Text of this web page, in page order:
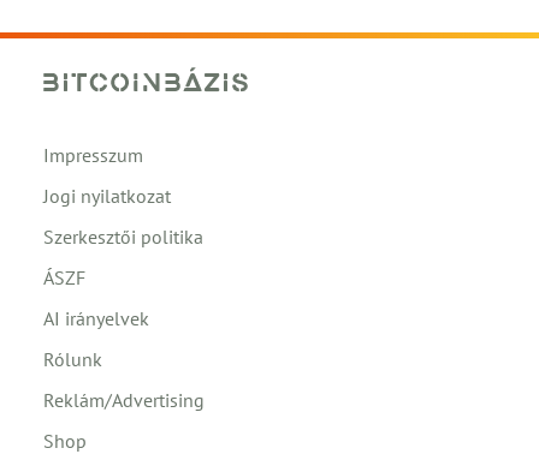
Impresszum
Jogi nyilatkozat
Szerkesztői politika
ÁSZF
AI irányelvek
Rólunk
Reklám/Advertising
Shop